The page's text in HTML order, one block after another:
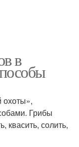
в
охоты»,
Грибы
квасить, солить,